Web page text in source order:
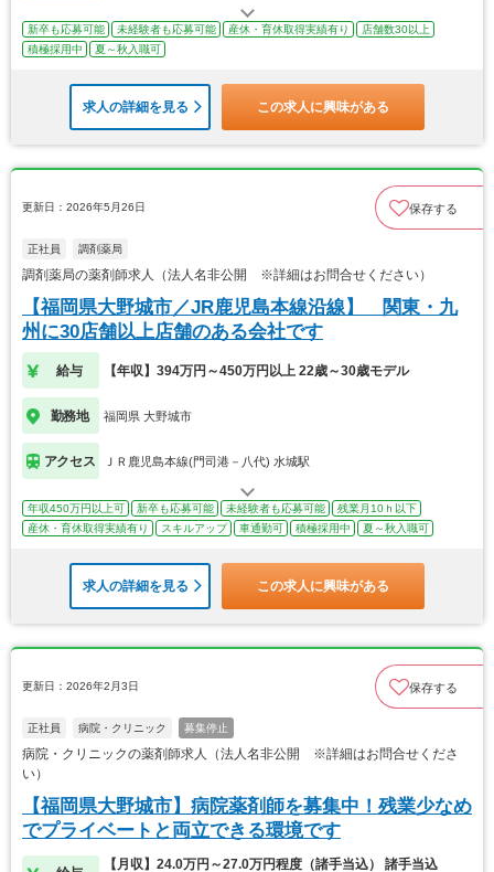
新卒も応募可能 未経験者も応募可能 産休・育休取得実績有り
店舗数30以上
積極採用中
夏～秋入職可
求人の詳細を見る この求人に興味がある
更新日：2026年5月26日 保存する
正社員 調剤薬局
調剤薬局の薬剤師求人（法人名非公開 ※詳細はお問合せください）
【福岡県大野城市／JR鹿児島本線沿線】 関東・九
州に30店舗以上店舗のある会社です
給与 【年収】394万円～450万円以上 22歳～30歳モデル
勤務地 福岡県 大野城市
アクセス ＪＲ鹿児島本線(門司港－八代) 水城駅
年収450万円以上可 新卒も応募可能 未経験者も応募可能
残業月10ｈ以下
産休・育休取得実績有り
スキルアップ 車通勤可 積極採用中 夏～秋入職可
求人の詳細を見る この求人に興味がある
更新日：2026年2月3日 保存する
正社員 病院・クリニック 募集停止
病院・クリニックの薬剤師求人（法人名非公開 ※詳細はお問合せくださ
い）
【福岡県大野城市】病院薬剤師を募集中！残業少なめ
でプライベートと両立できる環境です
【月収】24.0万円～27.0万円程度（諸手当込） 諸手当込